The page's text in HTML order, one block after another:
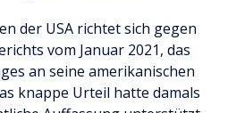
der USA richtet sich gegen
vom Januar 2021, das
an seine amerikanischen
knappe Urteil hatte damals